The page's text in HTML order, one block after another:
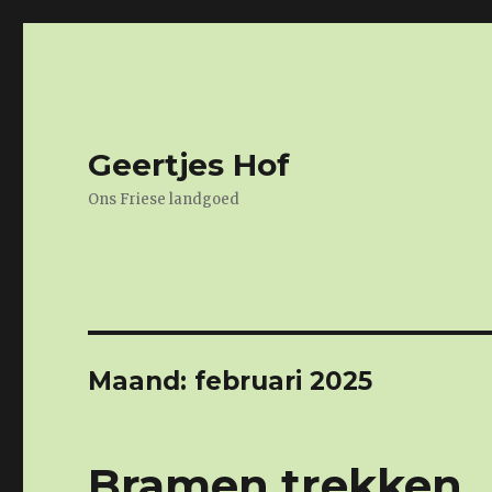
Geertjes Hof
Ons Friese landgoed
Maand: februari 2025